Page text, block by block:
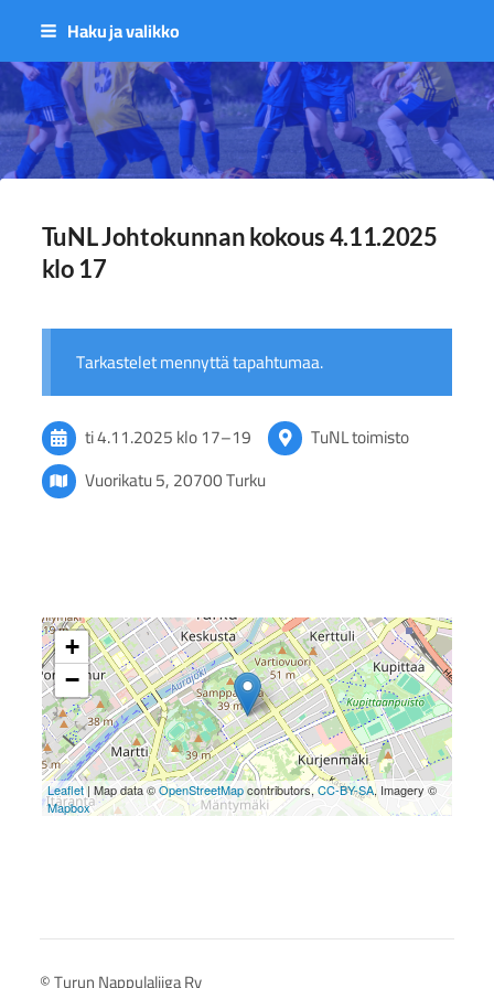
Siirry
sisältöön
Haku ja valikko
Sivuston etusivulle
TuNL Johtokunnan kokous 4.11.2025
klo 17
Tarkastelet mennyttä tapahtumaa.
ti 4.11.2025klo 17–19
TuNL toimisto
Vuorikatu 5, 20700 Turku
+
−
Leaflet| Map data ©OpenStreetMapcontributors, CC-BY-SA, Imagery ©
Mapbox
©Turun Nappulaliiga Ry